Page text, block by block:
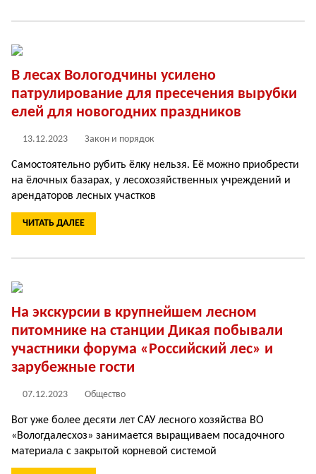
В лесах Вологодчины усилено
патрулирование для пресечения вырубки
елей для новогодних праздников
13.12.2023 Закон и порядок
Самостоятельно рубить ёлку нельзя. Её можно приобрести
на ёлочных базарах, у лесохозяйственных учреждений и
арендаторов лесных участков
ЧИТАТЬ ДАЛЕЕ
На экскурсии в крупнейшем лесном
питомнике на станции Дикая побывали
участники форума «Российский лес» и
зарубежные гости
07.12.2023 Общество
Вот уже более десяти лет САУ лесного хозяйства ВО
«Вологдалесхоз» занимается выращиваем посадочного
материала с закрытой корневой системой